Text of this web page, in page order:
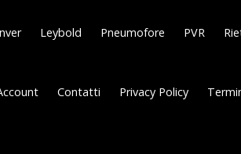
Leybold Pneumofore PVR
Contatti Privacy Policy